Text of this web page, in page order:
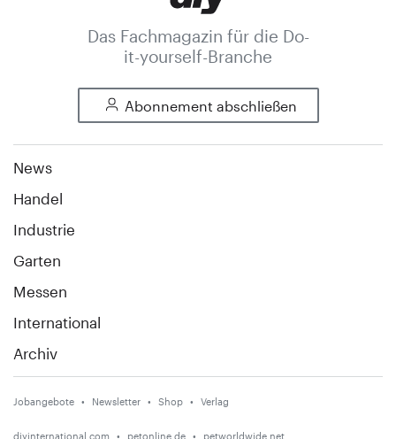
Das Fachmagazin für die Do-
it-yourself-Branche
Abonnement abschließen
News
Handel
Industrie
Garten
Messen
International
Archiv
Jobangebote Newsletter Shop Verlag
diyinternational.com petonline.de petworldwide.net